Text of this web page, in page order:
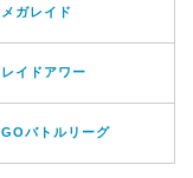
メガレイド
レイドアワー
GOバトルリーグ